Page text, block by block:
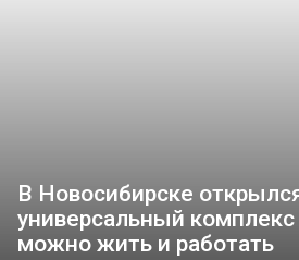
В Новосибирске
универсальный
можно жить и работать